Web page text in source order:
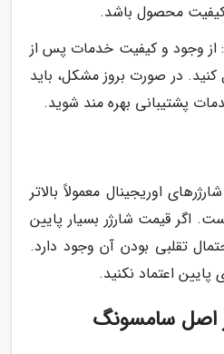
محصول باشد.
وجود و کیفیت خدمات پس از
در صورت بروز مشکل، باید
پشتیبانی بهره مند شوید.
اوریجینال معمولاً بالاتر
اگر قیمت شارژر بسیار پایین
تقلبی بودن آن وجود دارد.
اعتماد نکنید.
اصل سامسونگ